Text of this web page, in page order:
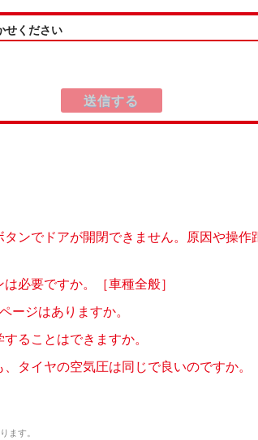
せください
ンでドアが開閉できません。原因や操作
必要ですか。［車種全般］
ージはありますか。
ることはできますか。
タイヤの空気圧は同じで良いのですか。
ます。